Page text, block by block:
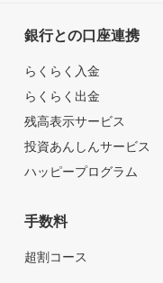
銀行との口座連携
らくらく入金
らくらく出金
残高表示サービス
投資あんしんサービス
ハッピープログラム
手数料
超割コース